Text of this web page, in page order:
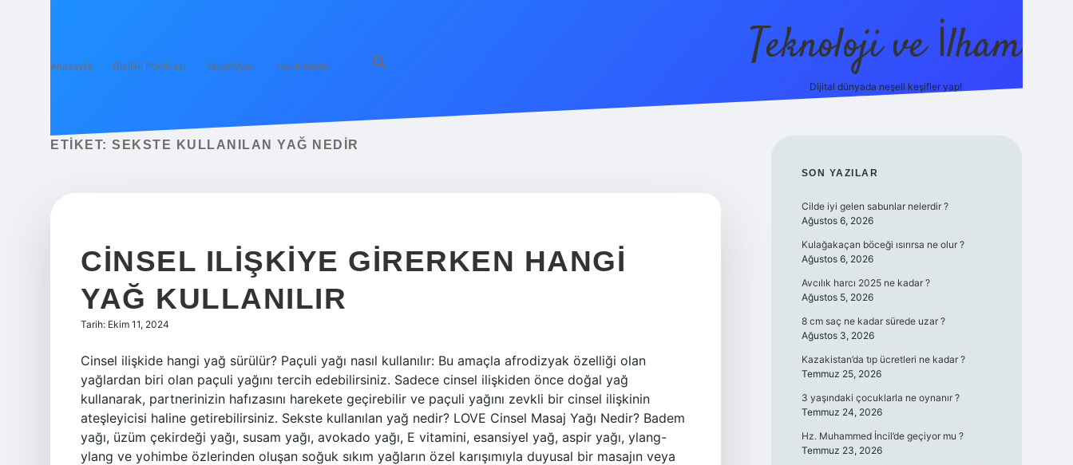
Anasayfa Gizlilik Politikası Yasal Uyarı Hakkımızda Teknoloji ve İlham
Dijital dünyada neşeli keşifler yap!
ETIKET: SEKSTE KULLANILAN YAĞ NEDIR
CINSEL ILIŞKIYE GIRERKEN HANGI
YAĞ KULLANILIR
Tarih: Ekim 11, 2024
Cinsel ilişkide hangi yağ sürülür? Paçuli yağı nasıl kullanılır: Bu amaçla afrodizyak özelliği olan
yağlardan biri olan paçuli yağını tercih edebilirsiniz. Sadece cinsel ilişkiden önce doğal yağ
kullanarak, partnerinizin hafızasını harekete geçirebilir ve paçuli yağını zevkli bir cinsel ilişkinin
ateşleyicisi haline getirebilirsiniz. Sekste kullanılan yağ nedir? LOVE Cinsel Masaj Yağı Nedir? Badem
yağı, üzüm çekirdeği yağı, susam yağı, avokado yağı, E vitamini, esansiyel yağ, aspir yağı, ylang-
ylang ve yohimbe özlerinden oluşan soğuk sıkım yağların özel karışımıyla duyusal bir masajın veya
SIDEBAR
SON YAZILAR
Cilde iyi gelen sabunlar nelerdir ?
Ağustos 6, 2026
Kulağakaçan böceği ısırırsa ne olur ?
Ağustos 6, 2026
Avcılık harcı 2025 ne kadar ?
Ağustos 5, 2026
8 cm saç ne kadar sürede uzar ?
Ağustos 3, 2026
Kazakistan’da tıp ücretleri ne kadar ?
Temmuz 25, 2026
3 yaşındaki çocuklarla ne oynanır ?
Temmuz 24, 2026
Hz. Muhammed İncil’de geçiyor mu ?
Temmuz 23, 2026